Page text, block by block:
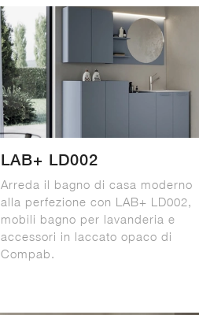
LAB+ LD002
Arreda il bagno di casa moderno
alla perfezione con LAB+ LD002,
mobili bagno per lavanderia e
accessori in laccato opaco di
Compab.